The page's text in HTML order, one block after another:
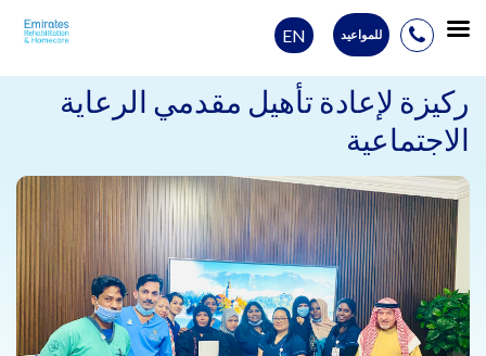
Skip
content
للمواعيد EN
ركيزة لإعادة تأهيل مقدمي الرعاية
الاجتماعية